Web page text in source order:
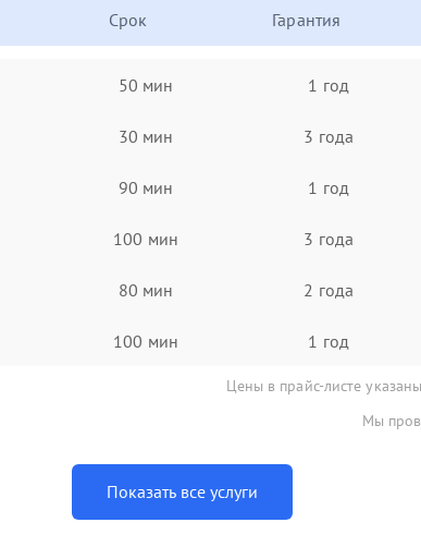
Срок Гарантия
50 мин 1 год
30 мин 3 года
90 мин 1 год
100 мин 3 года
80 мин 2 года
100 мин 1 год
Цены в прайс-листе
Мы
Показать все услуги